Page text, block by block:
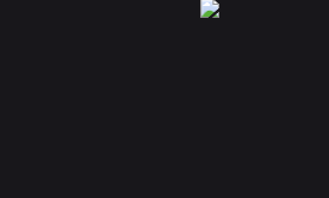
MARCHE DE NOEL 2022